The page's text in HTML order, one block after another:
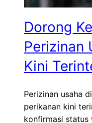
Dorong
Perizinan
Kini
Perizinan usaha
perikanan kini
konfirmasi status